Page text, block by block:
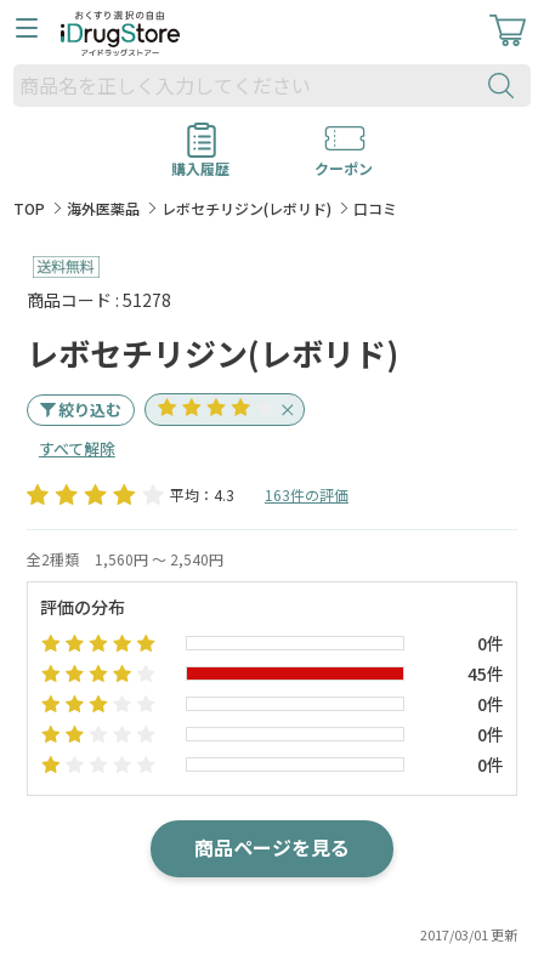
購入履歴
クーポン
TOP
海外医薬品 レボセチリジン(レボリド) 口コミ
商品コード : 51278
レボセチリジン(レボリド)
絞り込む
すべて解除
平均：4.3 163件の評価
2017/03/01 更新
全2種類 1,560円 ～ 2,540円
評価の分布
0件
45件
0件
0件
0件
商品ページを見る